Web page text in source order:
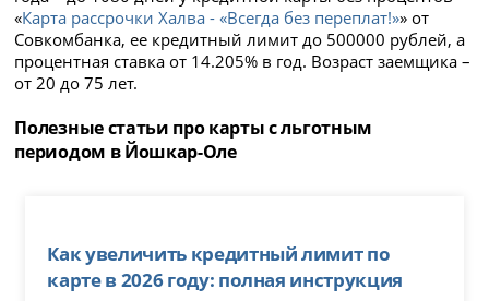
«Карта рассрочки Халва - «Всегда без переплат!»» от
Совкомбанка, ее кредитный лимит до 500000 рублей, а
процентная ставка от 14.205% в год. Возраст заемщика –
от 20 до 75 лет.
Полезные статьи про карты с льготным
периодом в Йошкар-Оле
Как увеличить кредитный лимит по
карте в 2026 году: полная инструкция